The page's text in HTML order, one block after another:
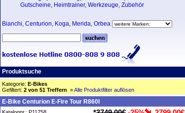
Gutscheine, Heimtrainer, Werkzeuge, Zubehör
Bianchi, Centurion, Koga, Merida, Orbea
Produktsuche
Kategorie: E-Bikes
Gefiltert: 2 von 51 Treffern »Alle Produktfilter auflösen
E-Bike Centurion E-Fire Tour R860I